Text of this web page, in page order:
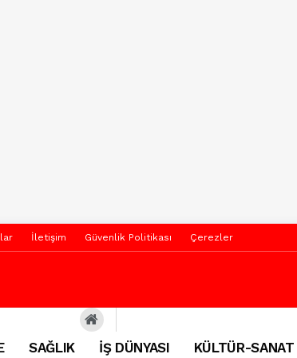
İletişim Güvenlik Politikası Çerezler
SAĞLIK İŞ DÜNYASI KÜLTÜR-SANAT